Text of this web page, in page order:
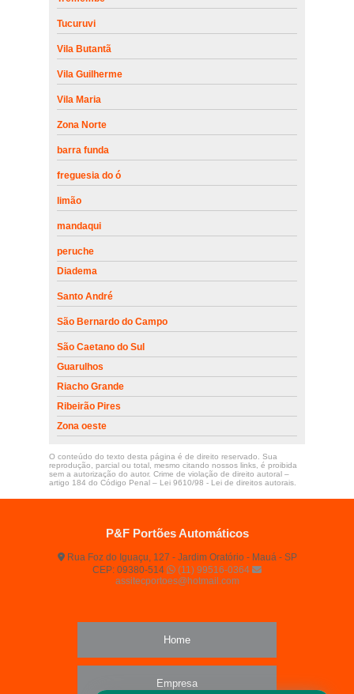
Tucuruvi
Vila Butantã
Vila Guilherme
Vila Maria
Zona Norte
barra funda
freguesia do ó
limão
mandaqui
peruche
Diadema
Santo André
São Bernardo do Campo
São Caetano do Sul
Guarulhos
Riacho Grande
Ribeirão Pires
Zona oeste
O conteúdo do texto desta página é de direito reservado. Sua
reprodução, parcial ou total, mesmo citando nossos links, é proibida
sem a autorização do autor. Crime de violação de direito autoral –
artigo 184 do Código Penal – Lei 9610/98 - Lei de direitos autorais.
P&F Portões Automáticos
Rua Foz do Iguaçu, 127 - Jardim Oratório - Mauá - SP
CEP: 09380-514
(11) 99516-0364
assitecportoes@hotmail.com
Home
Empresa